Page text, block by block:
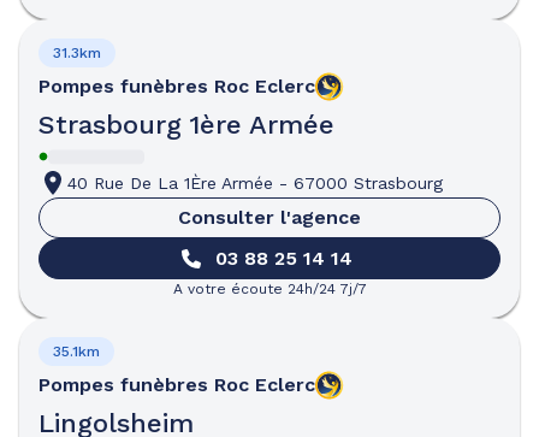
Pompes funèbres Roc Eclerc
Strasbourg 1ère Armée
31.3km
40 Rue De La 1Ère Armée - 67000 Strasbourg
Consulter l'agence
03 88 25 14 14
A votre écoute 24h/24 7j/7
Pompes funèbres Roc Eclerc
Lingolsheim
35.1km